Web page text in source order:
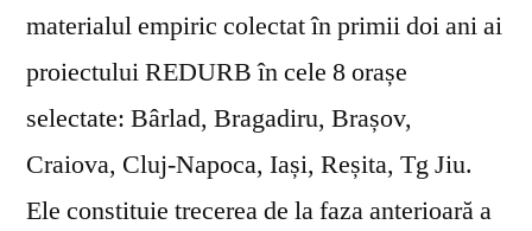
materialul empiric colectat în primii doi ani ai
proiectului REDURB în cele 8 orașe
selectate: Bârlad, Bragadiru, Brașov,
Craiova, Cluj-Napoca, Iași, Reșita, Tg Jiu.
Ele constituie trecerea de la faza anterioară a